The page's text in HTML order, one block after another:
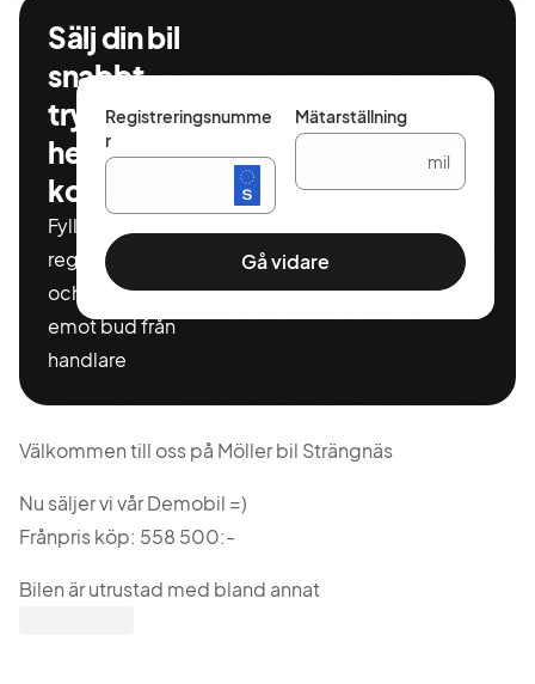
Sälj din bil
snabbt,
tryggt och
helt
kostnadsfritt
Fyll i ditt
registeringnummer
och miltal för att ta
emot bud från
handlare
Registreringsnumme
r
Mätarställning
mil
Gå vidare
Välkommen till oss på Möller bil Strängnäs
Nu säljer vi vår Demobil =)
Frånpris köp: 558 500:-
Bilen är utrustad med bland annat